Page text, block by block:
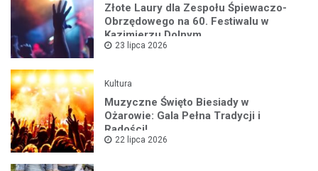
Złote Laury dla Zespołu Śpiewaczo-
Obrzędowego na 60. Festiwalu w
Kazimierzu Dolnym
23 lipca 2026
Kultura
Muzyczne Święto Biesiady w
Ożarowie: Gala Pełna Tradycji i
Radości!
22 lipca 2026